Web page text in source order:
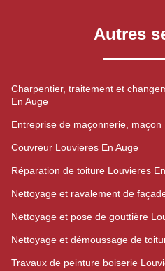
Autres
Charpentier, traitement et
En Auge
Entreprise de maçonnerie, maçon
Couvreur Louvieres En Auge
Réparation de toiture Louvieres
Nettoyage et ravalement de
Nettoyage et pose de gouttière
Nettoyage et démoussage de
Travaux de peinture boiserie